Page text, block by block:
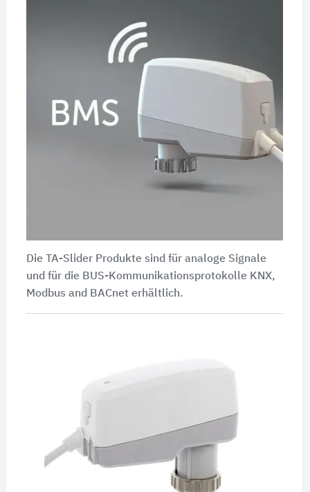
Die TA-Slider Produkte sind für analoge Signale
und für die BUS-Kommunikationsprotokolle KNX,
Modbus and BACnet erhältlich.